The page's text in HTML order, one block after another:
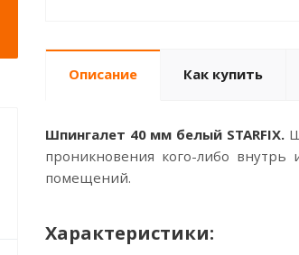
Описание Как купить
Шпингалет 40 мм белый STARFIX.
проникновения кого-либо
помещений.
Характеристики: